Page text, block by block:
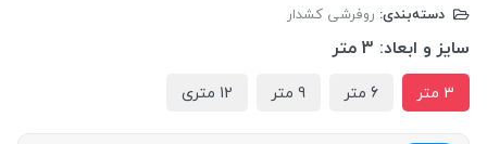
دسته‌بندی: روفرشی کشدار
سایز و ابعاد: 3 متر
3 متر 6 متر 9 متر 12 متری